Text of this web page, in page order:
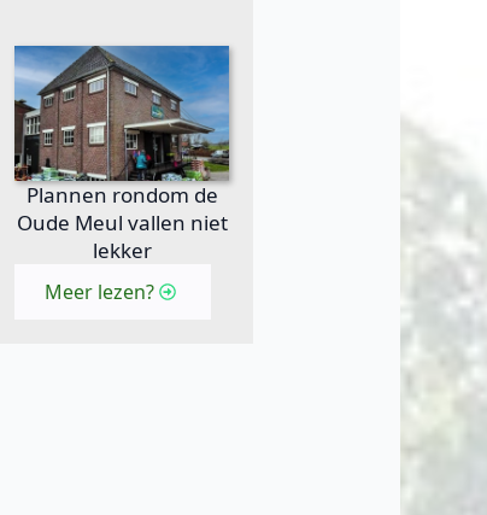
Plannen rondom de
Oude Meul vallen niet
lekker
Meer lezen?